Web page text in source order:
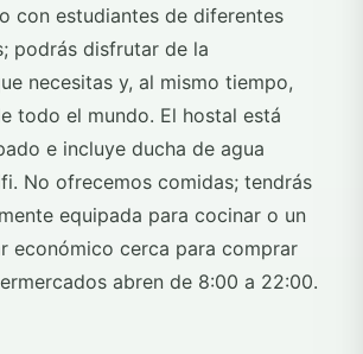
con estudiantes de diferentes
podrás disfrutar de la
necesitas y, al mismo tiempo,
todo el mundo. El hostal está
e incluye ducha de agua
No ofrecemos comidas; tendrás
equipada para cocinar o un
económico cerca para comprar
abren de 8:00 a 22:00.